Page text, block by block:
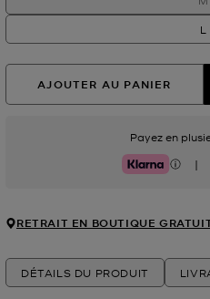
L
AJOUTER AU PANIER
Payez en
Klarna |
RETRAIT EN BOUTIQUE
DÉTAILS DU PRODUIT